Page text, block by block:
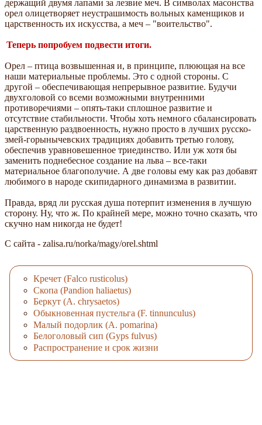
держащий двумя лапами за лезвие меч. В символах масонства
орел олицетворяет неустрашимость вольных каменщиков и
царственность их искусства, а меч – "воительство".
Теперь попробуем подвести итоги.
Орел – птица возвышенная и, в принципе, плюющая на все
наши материальные проблемы. Это с одной стороны. С
другой – обеспечивающая непрерывное развитие. Будучи
двухголовой со всеми возможными внутренними
противоречиями – опять-таки сплошное развитие и
отсутствие стабильности. Чтобы хоть немного сбалансировать
царственную раздвоенность, нужно просто в лучших русско-
змей-горынычевских традициях добавить третью голову,
обеспечив уравновешенное триединство. Или уж хотя бы
заменить поднебесное создание на льва – все-таки
материальное благополучие. А две головы ему как раз добавят
любимого в народе скипидарного динамизма в развитии.
Правда, вряд ли русская душа потерпит изменения в лучшую
сторону. Ну, что ж. По крайней мере, можно точно сказать, что
скучно нам никогда не будет!
С сайта - zalisa.ru/norka/magy/orel.shtml
Кречет (Falco rusticolus)
Скопа (Pandion haliaetus)
Беркут (A. chrysaetos)
Обыкновенная пустельга (F. tinnunculus)
Малый подорлик (A. pomarina)
Белоголовый сип (Gyps fulvus)
Распространение и срок жизни